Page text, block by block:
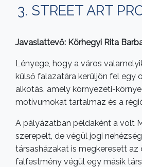
3. STREET ART
Javaslattevő: Körhegyi Rita
Lényege, hogy a város
külső falazatára kerüljön fel egy
alkotás, amely környezeti-
motívumokat tartalmaz és a
A pályázatban példaként a volt
szerepelt, de végül jogi
társasházakat is megkeresett az
falfestmény végül egy másik